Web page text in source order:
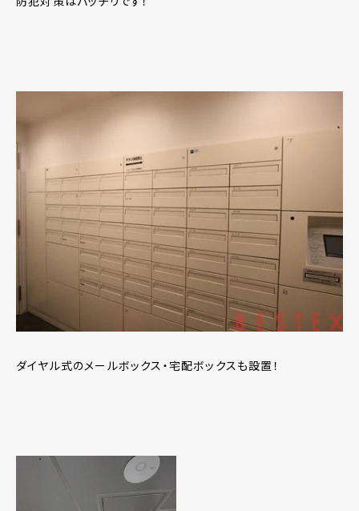
ダイヤル式のメールボックス・宅配ボックスも設置！